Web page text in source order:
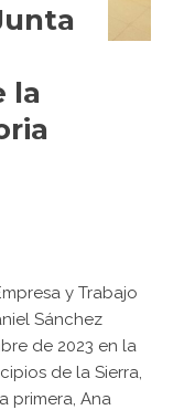
la
y Trabajo
Sánchez
de 2023 en la
de la Sierra,
primera, Ana